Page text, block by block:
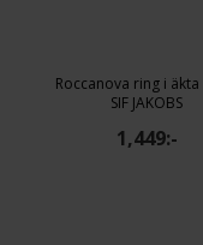
Roccanova ring i
SIF JAKOBS
1,449:-